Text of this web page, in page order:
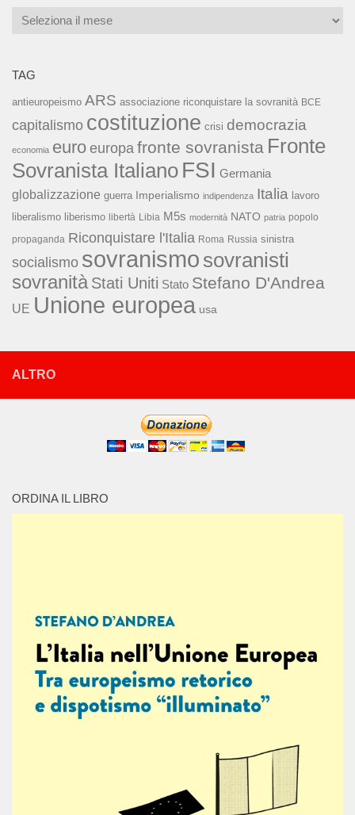
Archivi
TAG
antieuropeismo ARS associazione riconquistare la sovranità BCE
capitalismo costituzione crisi democrazia
economia euro europa fronte sovranista Fronte
Sovranista Italiano FSI Germania
globalizzazione guerra Imperialismo indipendenza Italia lavoro
liberalismo liberismo libertà Libia M5s modernità NATO patria popolo
propaganda Riconquistare l'Italia Roma Russia sinistra
socialismo sovranismo sovranisti
sovranità Stati Uniti Stato Stefano D'Andrea
UE Unione europea usa
ALTRO
ORDINA IL LIBRO